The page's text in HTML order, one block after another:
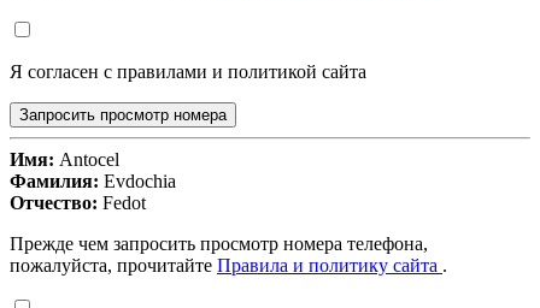
Я согласен с правилами и политикой сайта
Запросить просмотр номера
Имя: Antocel
Фамилия: Evdochia
Отчество: Fedot
Прежде чем запросить просмотр номера телефона,
пожалуйста, прочитайте Правила и политику сайта .